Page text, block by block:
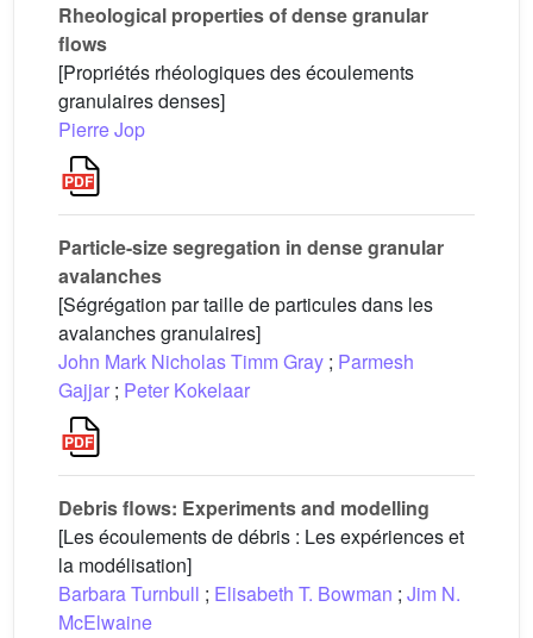
Rheological properties of dense granular
flows
[Propriétés rhéologiques des écoulements
granulaires denses]
Pierre Jop
Particle-size segregation in dense granular
avalanches
[Ségrégation par taille de particules dans les
avalanches granulaires]
John Mark Nicholas Timm Gray ; Parmesh
Gajjar ; Peter Kokelaar
Debris flows: Experiments and modelling
[Les écoulements de débris : Les expériences et
la modélisation]
Barbara Turnbull ; Elisabeth T. Bowman ; Jim N.
McElwaine